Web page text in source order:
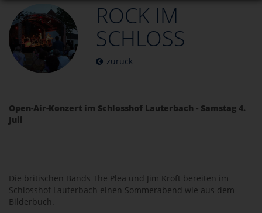
ROCK IM
SCHLOSS
zurück
Open-Air-Konzert im Schlosshof Lauterbach - Samstag 4.
Juli
Die britischen Bands The Plea und Jim Kroft bereiten im
Schlosshof Lauterbach einen Sommerabend wie aus dem
Bilderbuch.